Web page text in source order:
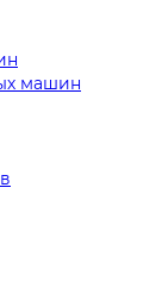
машин